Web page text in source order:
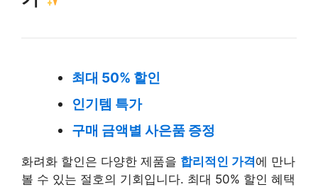
최대 50% 할인
인기템 특가
구매 금액별 사은품 증정
화려화 할인은 다양한 제품을 합리적인 가격에 만나
볼 수 있는 절호의 기회입니다. 최대 50% 할인 혜택